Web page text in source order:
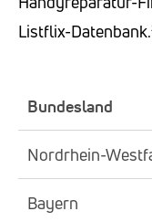
Listflix-
Bundesland
Nordrhein-
Bayern